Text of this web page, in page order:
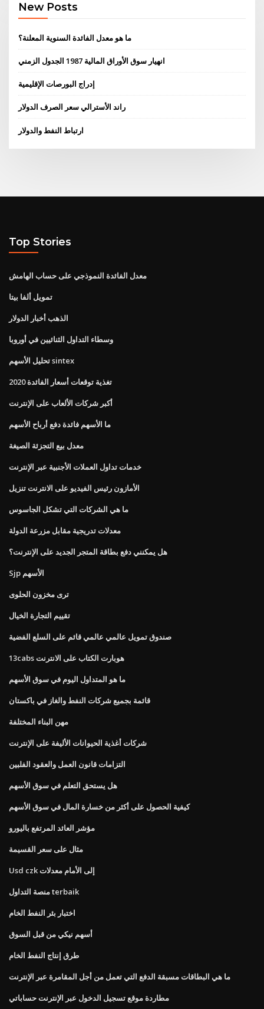
New Posts
ما هو معدل الفائدة السنوية المعلنة؟
انهيار سوق الأوراق المالية 1987 الجدول الزمني
إدراج البورصات الإقليمية
راند الأسترالي سعر الصرف الدولار
ارتباط النفط والدولار
Top Stories
معدل الفائدة النموذجي على حساب الهامش
تمويل ألفا بيتا
الذهب أخبار الدولار
وسطاء التداول الثنائيين في أوروبا
تحليل الأسهم sintex
تغذية توقعات أسعار الفائدة 2020
أكبر شركات الألعاب على الإنترنت
ما الأسهم فائدة دفع أرباح الأسهم
معدل بيع التجزئة الصيغة
خدمات تداول العملات الأجنبية عبر الإنترنت
الأمازون رئيس الفيديو على الانترنت تنزيل
ما هي الشركات التي تشكل الجاسوس
معدلات تدريجية مقابل مزرعة الدولة
هل يمكنني دفع بطاقة المتجر الجديد على الإنترنت؟
Sjp الأسهم
ترى مخزون الحلوى
تقييم التجارة الخيال
صندوق تمويل عالمي عالمي قائم على السلع الفضية
13cabs هوبارت الكتاب على الانترنت
ما هو المتداول اليوم في سوق الأسهم
قائمة بجميع شركات النفط والغاز في باكستان
مهن البناء المختلفة
شركات أغذية الحيوانات الأليفة على الإنترنت
التزامات قانون العمل والعقود الفلبين
هل يستحق التعلم في سوق الأسهم
كيفية الحصول على أكثر من خسارة المال في سوق الأسهم
مؤشر العائد المرتفع باليورو
مثال على سعر القسيمة
Usd czk إلى الأمام معدلات
منصة التداول terbaik
اختبار بئر النفط الخام
أسهم نيكي من قبل السوق
طرق إنتاج النفط الخام
ما هي البطاقات مسبقة الدفع التي تعمل من أجل المقامرة عبر الإنترنت
مطاردة موقع تسجيل الدخول عبر الإنترنت حساباتي